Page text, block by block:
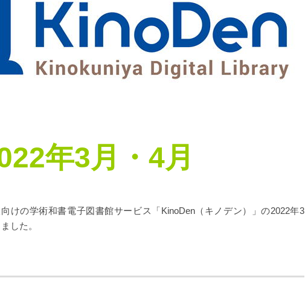
年3月・4月
けの学術和書電子図書館サービス「KinoDen（キノデン）」の2022年3
した。